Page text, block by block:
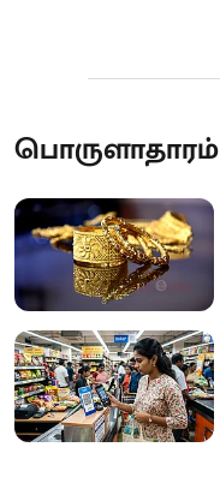
பொருளாதாரம்